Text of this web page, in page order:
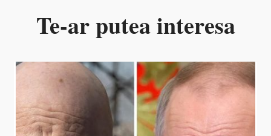
Te-ar putea interesa